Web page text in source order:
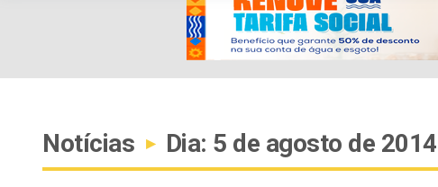
Notícias ▸ Dia: 5 de agosto de 2014